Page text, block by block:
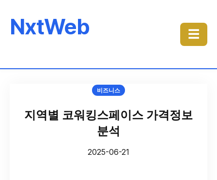
NxtWeb ☰
비즈니스
지역별 코워킹스페이스 가격정보
분석
2025-06-21